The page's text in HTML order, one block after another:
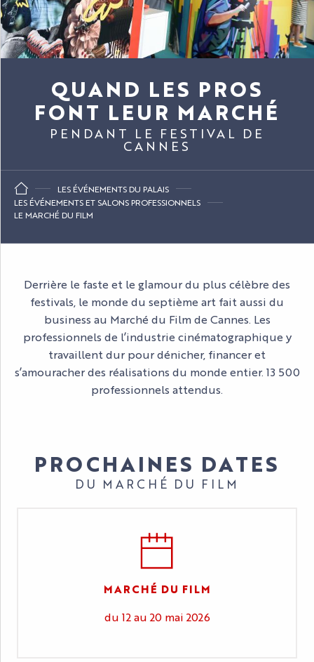
QUAND LES PROS
FONT LEUR MARCHÉ
PENDANT LE FESTIVAL DE
CANNES
LES ÉVÉNEMENTS DU PALAIS
LES ÉVÉNEMENTS ET SALONS PROFESSIONNELS
LE MARCHÉ DU FILM
Derrière le faste et le glamour du plus célèbre des
festivals, le monde du septième art fait aussi du
business au Marché du Film de Cannes. Les
professionnels de l’industrie cinématographique y
travaillent dur pour dénicher, financer et
s’amouracher des réalisations du monde entier. 13 500
professionnels attendus.
PROCHAINES DATES
DU MARCHÉ DU FILM
MARCHÉ DU FILM
du 12 au 20 mai 2026